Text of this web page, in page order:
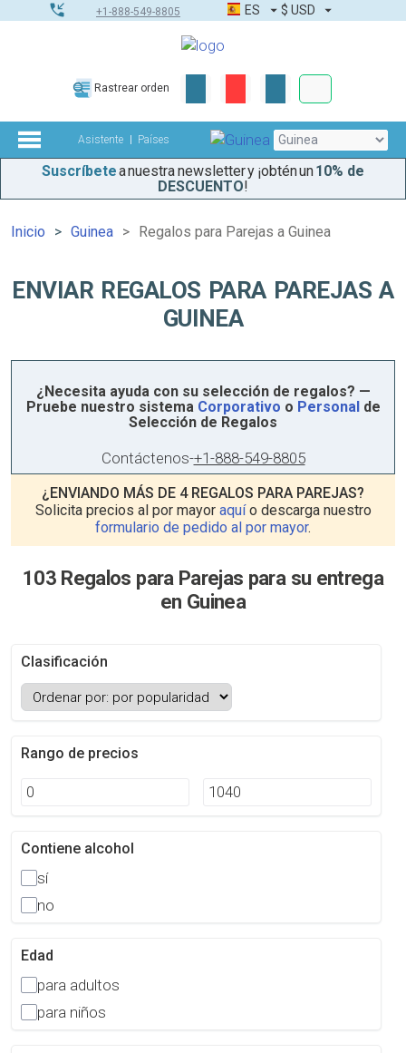
+1-888-549-8805 ES $ USD
Rastrear orden
Asistente Países
Suscríbetea nuestra newsletter y ¡obtén un10% de
DESCUENTO!
Inicio Guinea Regalos para Parejas a Guinea
ENVIAR REGALOS PARA PAREJAS A
GUINEA
¿Necesita ayuda con su selección de regalos? —
Pruebe nuestro sistema Corporativo o Personalde
Selección de Regalos
Contáctenos-+1-888-549-8805
¿ENVIANDO MÁS DE 4 REGALOS PARA PAREJAS?
Solicita precios al por mayor aquío descarga nuestro
formulario de pedido al por mayor.
103 Regalos para Parejas para su entrega
en Guinea
Clasificación
Rango de precios
Contiene alcohol
sí
no
Edad
para adultos
para niños